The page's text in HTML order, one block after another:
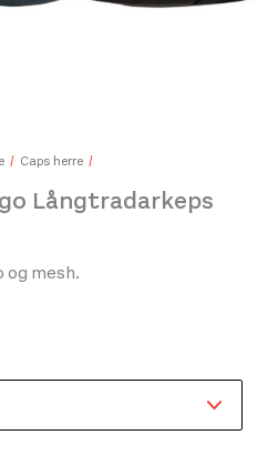
Caps herre
Långtradarkeps
og mesh.